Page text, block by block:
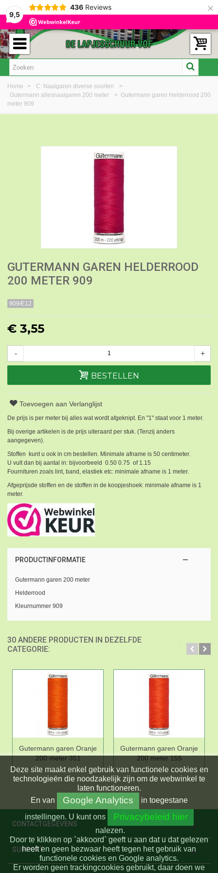
9,5
436 Reviews ×
Home > C: Naaigaren diverse soorten
>
Gutermann allesnaaigaren 200 meter
> Gutermann garen Helderrood 200
meter 909
GUTERMANN GAREN HELDERROOD
200 METER 909
909/E12
€ 3,55
- +
BESTELLEN
Toevoegen aan Verlanglijst
De prijs is per meter bij alles wat wordt afgeknipt. En "1" staat voor 1 meter.
Bij overige artikelen is de prijs uiteraard per stuk. (Tenzij anders
aangegeven).
Stoffen kunt u ook in cm bestellen. Minimale afname is 50 centimeter.
U vult dan bij aantal in: bijvoorbeeld 0.50 0.75 of 1.15
Fournituren zoals lint, band, elastiek etc: minimale afname is 1 meter.
Afgeprijsde stoffen en de stoffen in de koopjeshoek: minimale afname is 1
meter.
PRODUCTINFORMATIE
Gutermann garen 200 meter
Helderrood
Kleurnummer 909
30 ANDERE PRODUCTEN IN DEZELFDE
CATEGORIE:
Gutermann garen Oranje
200 meter 351
Gutermann garen Oranje
200 meter 155
CONTACTGEGEVENS
SUPPORT
Deze site maakt enkel gebruik van functionele cookies en
technologieën die noodzakelijk zijn om de webwinkel te
laten functioneren.
En van Google Analytics
in toegestane
instellingen. U kunt ons Privacybeleid hier
nalezen.
Door te klikken op `akkoord` geeft u aan dat u dat gelezen
heeft en geen bezwaar heeft tegen het gebruik van
functionele cookies en Google analytics.
Er worden geen trackingcookies gebruikt, daar doen we